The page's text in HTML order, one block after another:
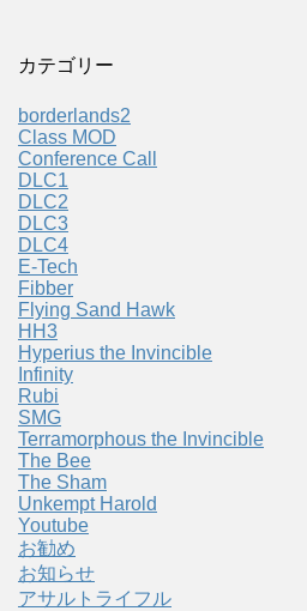
カテゴリー
borderlands2
Class MOD
Conference Call
DLC1
DLC2
DLC3
DLC4
E-Tech
Fibber
Flying Sand Hawk
HH3
Hyperius the Invincible
Infinity
Rubi
SMG
Terramorphous the Invincible
The Bee
The Sham
Unkempt Harold
Youtube
お勧め
お知らせ
アサルトライフル